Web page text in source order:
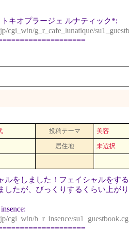
キオプラージェ ルナティック*:
cgi_win/g_r_cafe_lunatique/
投稿テーマ 美容
居住地 未選択
ルをしました！フェイシャルをす
したが、びっくりするくらい上が
cgi_win/b_r_insence/